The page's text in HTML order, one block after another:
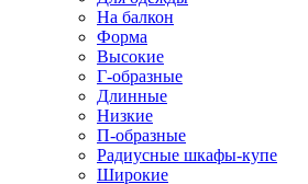
На балкон
Форма
Высокие
Г-образные
Длинные
Низкие
П-образные
Радиусные шкафы-купе
Широкие